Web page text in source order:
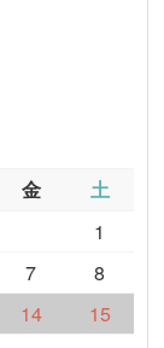
金
土
1
7
8
14
15